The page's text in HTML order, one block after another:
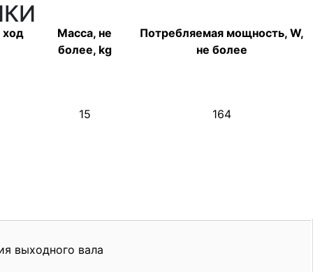
Масса, не
более, kg
Потребляемая мощность, W,
не более
15 164
выходного вала